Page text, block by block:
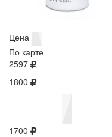
Цена
По карте
2597
1800
1700